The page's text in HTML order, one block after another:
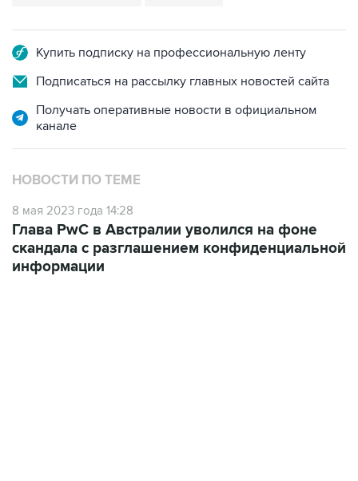
Купить подписку на профессиональную ленту
Подписаться на рассылку главных новостей сайта
Получать оперативные новости в официальном
канале
НОВОСТИ ПО ТЕМЕ
8 мая 2023 года 14:28
Глава PwC в Австралии уволился на фоне
скандала с разглашением конфиденциальной
информации